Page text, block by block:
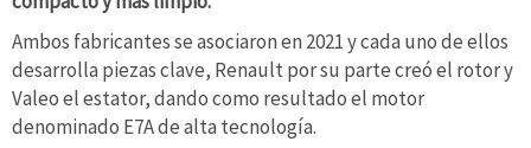
Ambos fabricantes se asociaron en 2021 y cada uno de ellos
desarrolla piezas clave, Renault por su parte creó el rotor y
Valeo el estator, dando como resultado el motor
denominado E7A de alta tecnología.